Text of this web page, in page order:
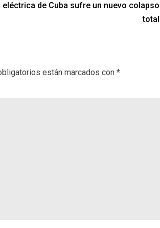
eléctrica de Cuba sufre un nuevo colapso
total
están marcados con *